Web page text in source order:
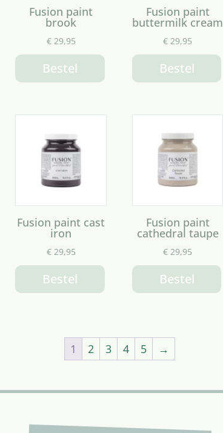
Fusion paint
brook
€29,95
Bestel
Fusion paint
buttermilk cream
€ 29,95
Bestel
Fusion paint cast
iron
€29,95
Bestel
Fusion paint
cathedral taupe
€ 29,95
Bestel
1 2 3 4 5 →